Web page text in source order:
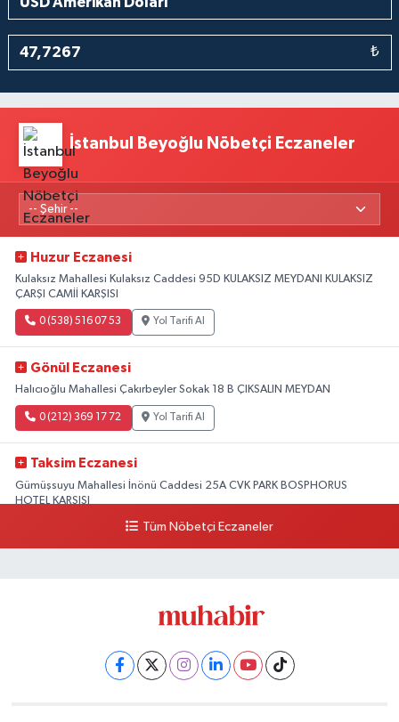
₺
İstanbul Beyoğlu Nöbetçi Eczaneler
Huzur Eczanesi
Kulaksız Mahallesi Kulaksız Caddesi 95D KULAKSIZ MEYDANI KULAKSIZ
ÇARŞI CAMİİ KARŞISI
0 (538) 516 07 53 Yol Tarifi Al
Gönül Eczanesi
Halıcıoğlu Mahallesi Çakırbeyler Sokak 18 B ÇIKSALIN MEYDAN
0 (212) 369 17 72 Yol Tarifi Al
Taksim Eczanesi
Gümüşsuyu Mahallesi İnönü Caddesi 25A CVK PARK BOSPHORUS
HOTEL KARŞISI
Yol Tarifi Al
Tüm Nöbetçi Eczaneler